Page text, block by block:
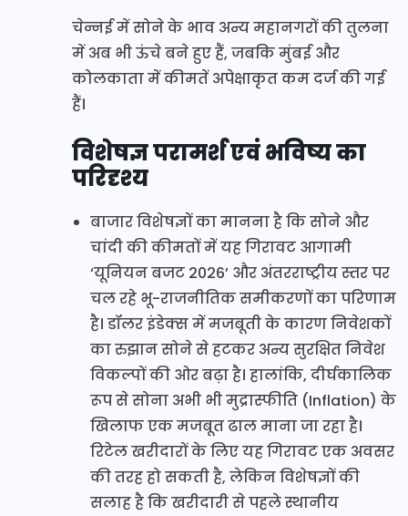
चेन्नई में सोने के भाव अन्य महानगरों की तुलना
में अब भी ऊंचे बने हुए हैं, जबकि मुंबई और
कोलकाता में कीमतें अपेक्षाकृत कम दर्ज की गई
हैं।
विशेषज्ञ परामर्श एवं भविष्य का
परिदृश्य
बाजार विशेषज्ञों का मानना है कि सोने और
चांदी की कीमतों में यह गिरावट आगामी
‘यूनियन बजट 2026’ और अंतरराष्ट्रीय स्तर पर
चल रहे भू-राजनीतिक समीकरणों का परिणाम
है। डॉलर इंडेक्स में मजबूती के कारण निवेशकों
का रुझान सोने से हटकर अन्य सुरक्षित निवेश
विकल्पों की ओर बढ़ा है। हालांकि, दीर्घकालिक
रूप से सोना अभी भी मुद्रास्फीति (Inflation) के
खिलाफ एक मजबूत ढाल माना जा रहा है।
रिटेल खरीदारों के लिए यह गिरावट एक अवसर
की तरह हो सकती है, लेकिन विशेषज्ञों की
सलाह है कि खरीदारी से पहले स्थानीय